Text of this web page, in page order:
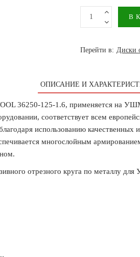
Перейти в: Диски
ОПИСАНИЕ И
36250-125-1.6, применяется на
соответствует всем
использованию
многослойным
отрезного круга по металлу